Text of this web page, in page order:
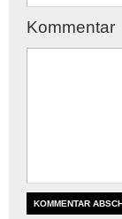
Kommentar